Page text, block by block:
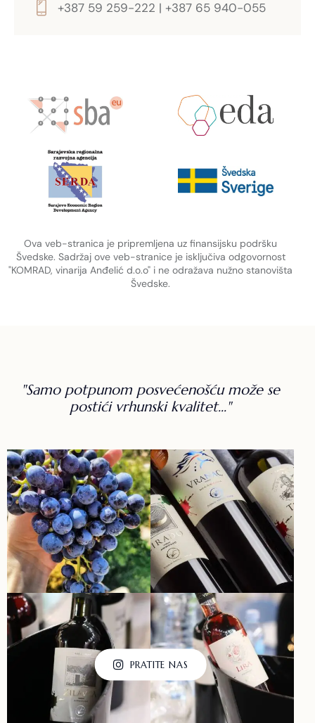
+387 59 259-222 | +387 65 940-055
Ova veb-stranica je pripremljena uz finansijsku podršku
Švedske. Sadržaj ove veb-stranice je isključiva odgovornost
"KOMRAD, vinarija Anđelić d.o.o" i ne odražava nužno stanovišta
Švedske.
"Samo potpunom posvećenošću može se
postići vrhunski kvalitet..."
PRATITE NAS